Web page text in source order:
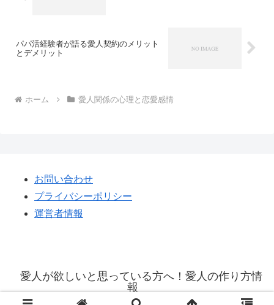
パパ活経験者が語る愛人契約のメリット
とデメリット
ホーム 愛人関係の心理と恋愛感情
お問い合わせ
プライバシーポリシー
運営者情報
愛人が欲しいと思っている方へ！愛人の作り方情
報